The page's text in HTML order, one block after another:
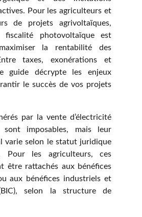
Pour les agriculteurs et
de projets agrivoltaïques,
fiscalité photovoltaïque est
la rentabilité des
taxes, exonérations et
guide décrypte les enjeux
le succès de vos projets
par la vente d’électricité
sont imposables, mais leur
varie selon le statut juridique
Pour les agriculteurs, ces
être rattachés aux bénéfices
aux bénéfices industriels et
selon la structure de